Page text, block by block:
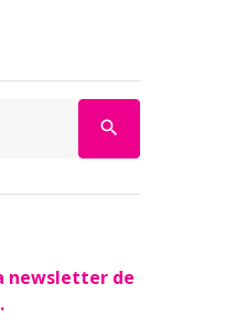
search
newsletter de